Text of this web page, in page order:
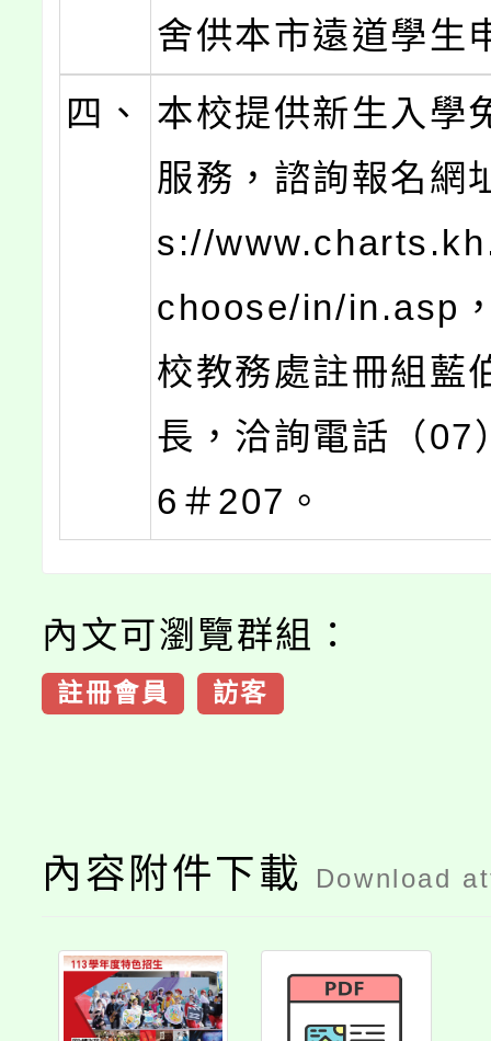
舍供本市遠道學生
四、
本校提供新生入學
服務，諮詢報名網
s://
choose/in/in.asp
校教務處註冊組藍
長，洽詢電話（07
6＃207。
內文可瀏覽群組：
註冊會員 訪客
內容附件下載 Download